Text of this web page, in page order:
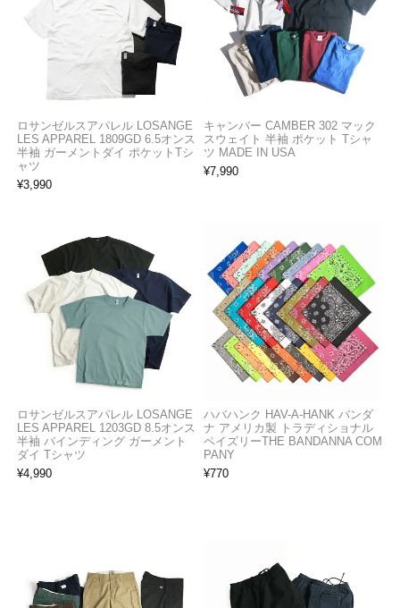
ロサンゼルスアパレル LOSANGE
LES APPAREL 1809GD 6.5オンス
半袖 ガーメントダイ ポケットTシ
ャツ
¥3,990
キャンバー CAMBER 302 マック
スウェイト 半袖 ポケット Tシャ
ツ MADE IN USA
¥7,990
ロサンゼルスアパレル LOSANGE
LES APPAREL 1203GD 8.5オンス
半袖 バインディング ガーメント
ダイ Tシャツ
¥4,990
ハバハンク HAV-A-HANK バンダ
ナ アメリカ製 トラディショナル
ペイズリーTHE BANDANNA COM
PANY
¥770